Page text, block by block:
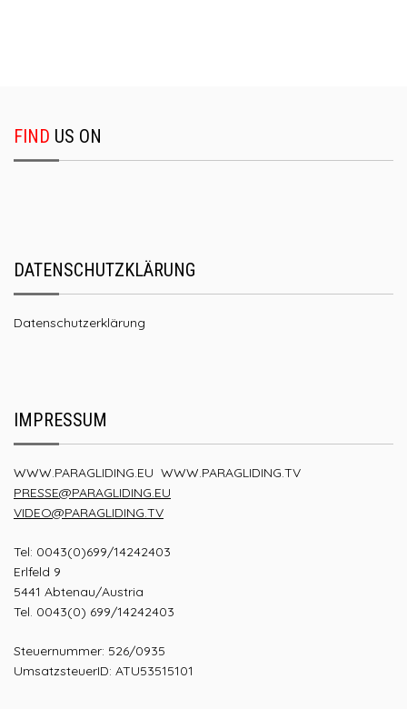
FIND US ON
DATENSCHUTZKLÄRUNG
Datenschutzerklärung
IMPRESSUM
WWW.PARAGLIDING.EU WWW.PARAGLIDING.TV
PRESSE@PARAGLIDING.EU
VIDEO@PARAGLIDING.TV
Tel: 0043(0)699/14242403
Erlfeld 9
5441 Abtenau/Austria
Tel. 0043(0) 699/14242403
Steuernummer: 526/0935
UmsatzsteuerID: ATU53515101